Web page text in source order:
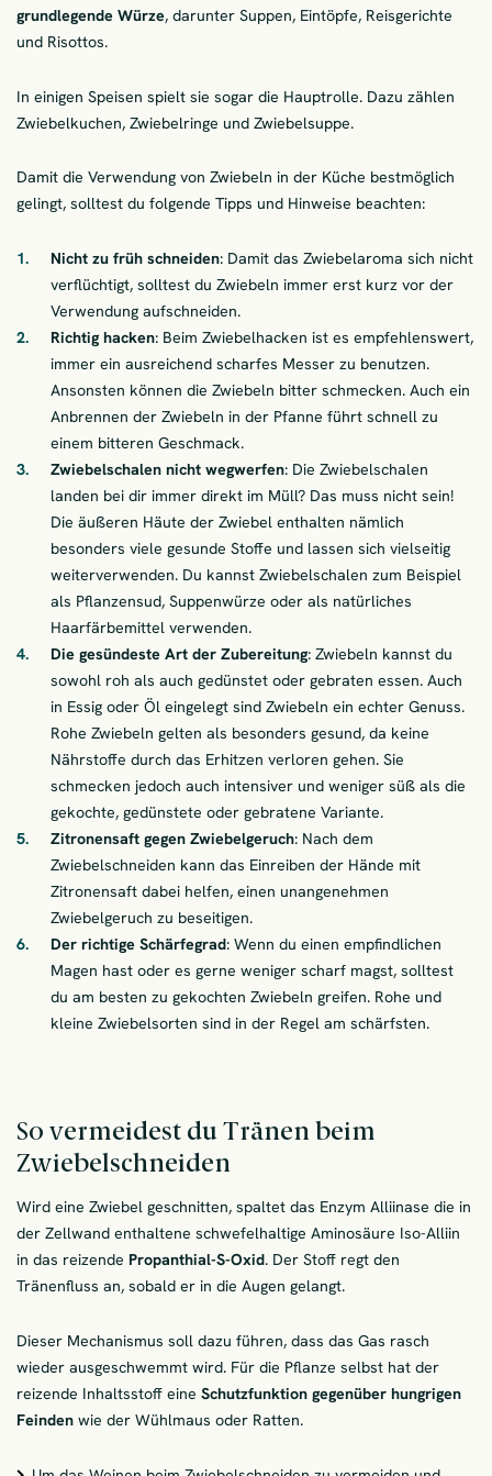
grundlegende Würze, darunter Suppen, Eintöpfe, Reisgerichte
und Risottos.
In einigen Speisen spielt sie sogar die Hauptrolle. Dazu zählen
Zwiebelkuchen, Zwiebelringe und Zwiebelsuppe.
Damit die Verwendung von Zwiebeln in der Küche bestmöglich
gelingt, solltest du folgende Tipps und Hinweise beachten:
Nicht zu früh schneiden: Damit das Zwiebelaroma sich nicht
verflüchtigt, solltest du Zwiebeln immer erst kurz vor der
Verwendung aufschneiden.
Richtig hacken: Beim Zwiebelhacken ist es empfehlenswert,
immer ein ausreichend scharfes Messer zu benutzen.
Ansonsten können die Zwiebeln bitter schmecken. Auch ein
Anbrennen der Zwiebeln in der Pfanne führt schnell zu
einem bitteren Geschmack.
Zwiebelschalen nicht wegwerfen: Die Zwiebelschalen
landen bei dir immer direkt im Müll? Das muss nicht sein!
Die äußeren Häute der Zwiebel enthalten nämlich
besonders viele gesunde Stoffe und lassen sich vielseitig
weiterverwenden. Du kannst Zwiebelschalen zum Beispiel
als Pflanzensud, Suppenwürze oder als natürliches
Haarfärbemittel verwenden.
Die gesündeste Art der Zubereitung: Zwiebeln kannst du
sowohl roh als auch gedünstet oder gebraten essen. Auch
in Essig oder Öl eingelegt sind Zwiebeln ein echter Genuss.
Rohe Zwiebeln gelten als besonders gesund, da keine
Nährstoffe durch das Erhitzen verloren gehen. Sie
schmecken jedoch auch intensiver und weniger süß als die
gekochte, gedünstete oder gebratene Variante.
Zitronensaft gegen Zwiebelgeruch: Nach dem
Zwiebelschneiden kann das Einreiben der Hände mit
Zitronensaft dabei helfen, einen unangenehmen
Zwiebelgeruch zu beseitigen.
Der richtige Schärfegrad: Wenn du einen empfindlichen
Magen hast oder es gerne weniger scharf magst, solltest
du am besten zu gekochten Zwiebeln greifen. Rohe und
kleine Zwiebelsorten sind in der Regel am schärfsten.
So vermeidest du Tränen beim
Zwiebelschneiden
Wird eine Zwiebel geschnitten, spaltet das Enzym Alliinase die in
der Zellwand enthaltene schwefelhaltige Aminosäure Iso-Alliin
in das reizende Propanthial-S-Oxid. Der Stoff regt den
Tränenfluss an, sobald er in die Augen gelangt.
Dieser Mechanismus soll dazu führen, dass das Gas rasch
wieder ausgeschwemmt wird. Für die Pflanze selbst hat der
reizende Inhaltsstoff eine Schutzfunktion gegenüber hungrigen
Feinden wie der Wühlmaus oder Ratten.